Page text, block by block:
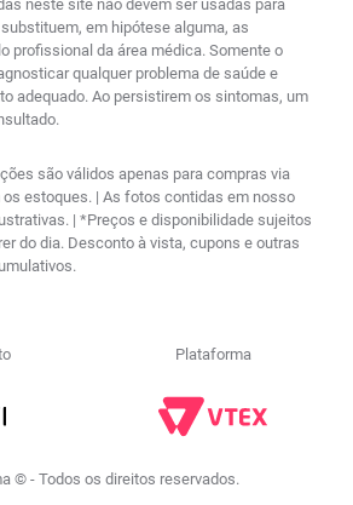
neste site não devem ser usadas para
em hipótese alguma, as
profissional da área médica. Somente o
qualquer problema de saúde e
adequado. Ao persistirem os sintomas, um
são válidos apenas para compras via
os estoques. | As fotos contidas em nosso
| *Preços e disponibilidade sujeitos
do dia. Desconto à vista, cupons e outras
Plataforma
© - Todos os direitos reservados.